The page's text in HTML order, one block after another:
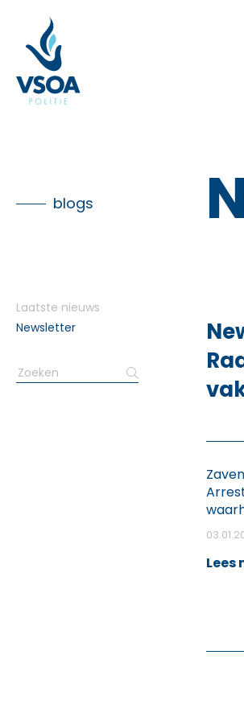
content
blogs
Laatste nieuws
Newsletter
Search
Lees